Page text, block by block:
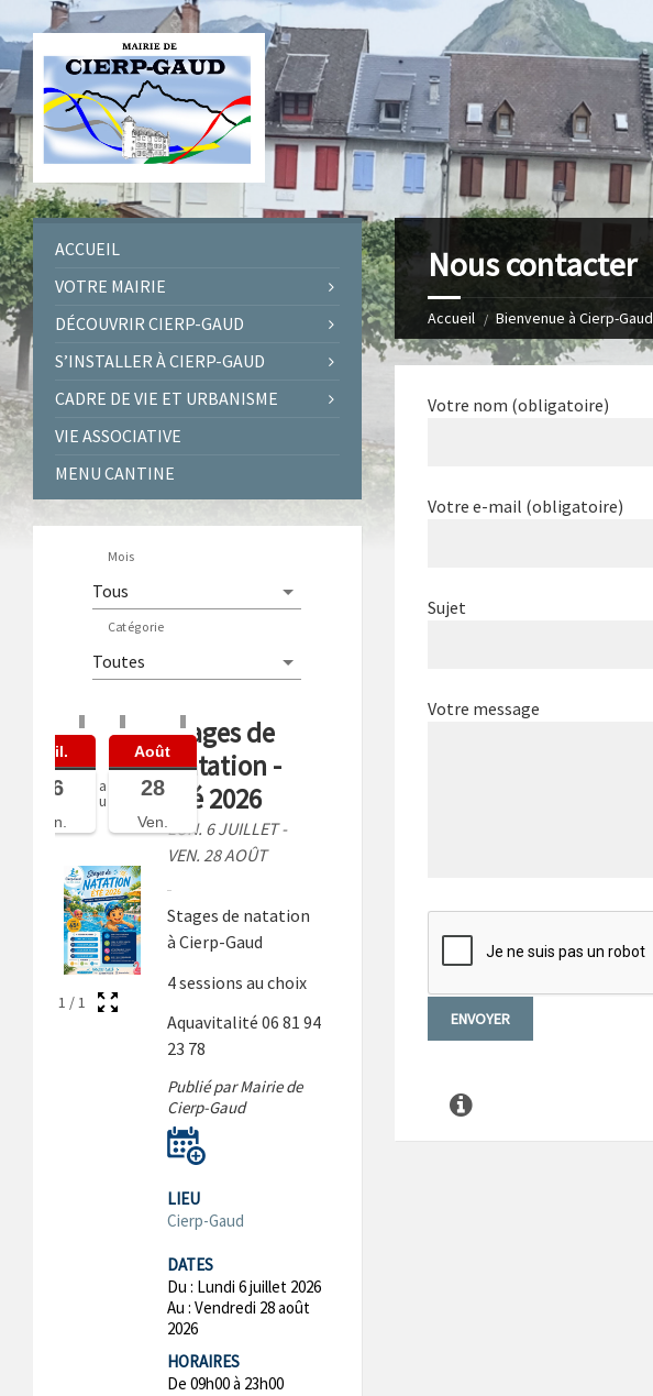
Nous contacter
Accueil Bienvenue à Cierp-Gaud
Votre nom (obligatoire)
Votre e-mail (obligatoire)
Sujet
Votre message
ACCUEIL
VOTRE MAIRIE
DÉCOUVRIR CIERP-GAUD
S’INSTALLER À CIERP-GAUD
CADRE DE VIE ET URBANISME
VIE ASSOCIATIVE
MENU CANTINE
Mois
Catégorie
Juil.
06
Lun.
a
u
Août
28
Ven.
1 /1
Stages de
Natation -
Été 2026
LUN. 6 JUILLET -
VEN. 28 AOÛT
Stages de natation
à Cierp-Gaud
4 sessions au choix
Aquavitalité 06 81 94
23 78
Publié par Mairie de
Cierp-Gaud
LIEU
Cierp-Gaud
DATES
Du : Lundi 6 juillet 2026
Au :Vendredi 28 août
2026
HORAIRES
De 09h00 à 23h00